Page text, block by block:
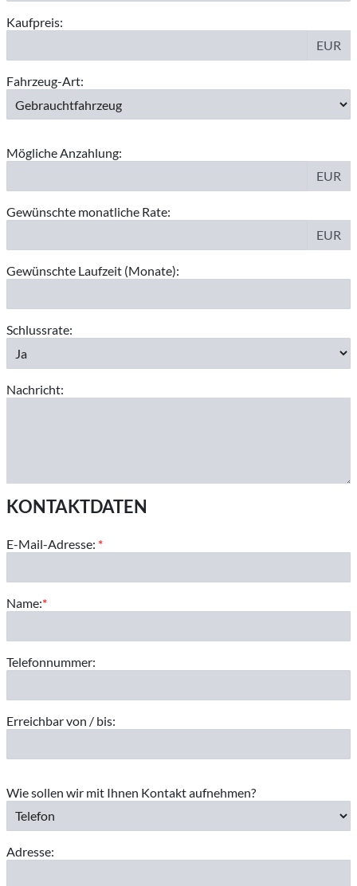
Kaufpreis:
EUR
Fahrzeug-Art:
Mögliche Anzahlung:
EUR
Gewünschte monatliche Rate:
EUR
Gewünschte Laufzeit (Monate):
Schlussrate:
Nachricht:
KONTAKTDATEN
E-Mail-Adresse: *
Name:*
Telefonnummer:
Erreichbar von / bis:
Wie sollen wir mit Ihnen Kontakt aufnehmen?
Adresse: